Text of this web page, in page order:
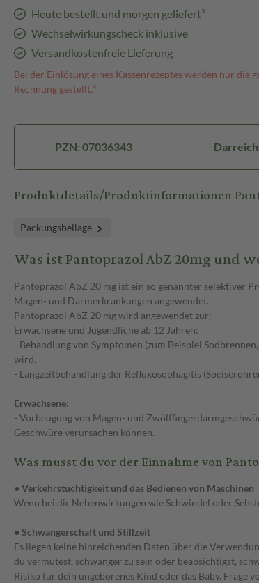
Heute bestellt und morgen geliefert³
Wechselwirkungscheck inklusive
Versandkostenfreie Lieferung
Bei der Einlösung eines Kassenrezeptes werden nur die
Rechnung gestellt.⁴
PZN: 07036343
Produktdetails/Produktinformationen
Packungsbeilage
Was ist Pantoprazol AbZ 20mg und
Pantoprazol AbZ 20 mg ist ein so genannter selektiver
Magen- und Darmerkrankungen angewendet.
Pantoprazol AbZ 20 mg wird angewendet zur:
Erwachsene und Jugendliche ab 12 Jahren:
- Behandlung von Symptomen (zum Beispiel
wird.
- Langzeitbehandlung der Refluxösophagitis
Erwachsene:
- Vorbeugung von Magen- und
Geschwüre verursachen können.
Was musst du vor der Einnahme von
● Verkehrstüchtigkeit und das Bedienen von Maschinen
Wenn bei dir Nebenwirkungen wie Schwindel oder
● Schwangerschaft und Stillzeit
Es liegen keine hinreichenden Daten über die
du vermutest, schwanger zu sein oder beabsichtigst,
Risiko für dein ungeborenes Kind oder das Baby. Frage